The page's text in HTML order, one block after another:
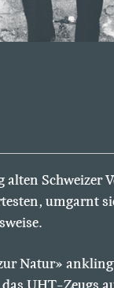
Schweizer
umgarnt
Natur»